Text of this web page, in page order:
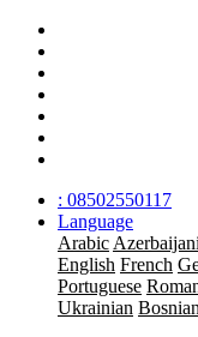
: 08502550117
Language
Arabic Azerbaijani
English French
Portuguese
Ukrainian Bosnian